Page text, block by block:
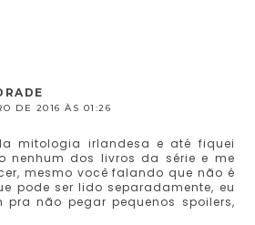
DE 2016 ÀS 01:26
mitologia irlandesa e até fiquei
nenhum dos livros da série e me
mesmo você falando que não é
pode ser lido separadamente, eu
pra não pegar pequenos spoilers,